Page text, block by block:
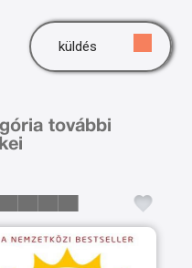
küldés
további